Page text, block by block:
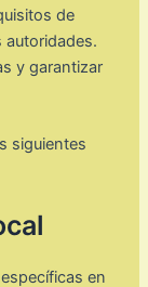
de
autoridades.
y garantizar
siguientes
en